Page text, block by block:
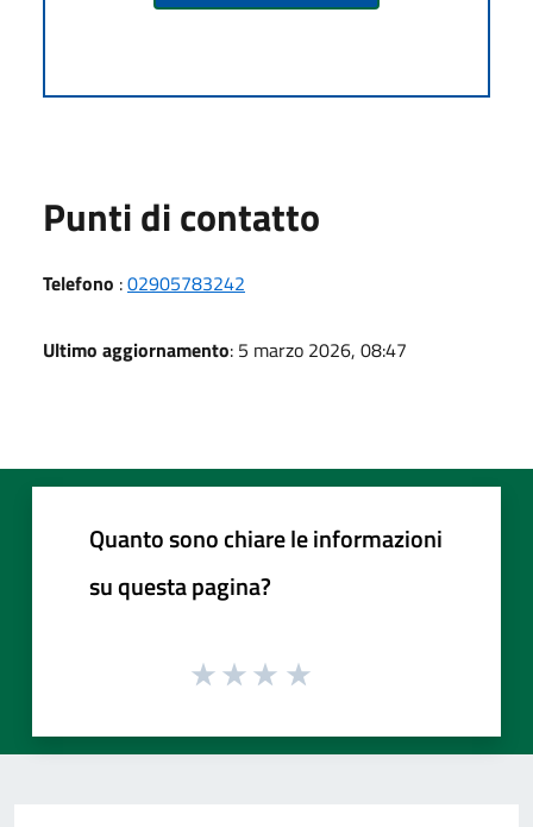
Punti di contatto
Telefono :02905783242
Ultimo aggiornamento: 5 marzo 2026, 08:47
Quanto sono chiare le informazioni
su questa pagina?